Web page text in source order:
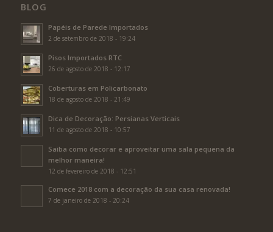
BLOG
Papéis de Parede Importados
2 de setembro de 2018 - 19:24
Pisos Importados RTC
26 de agosto de 2018 - 12:17
Coberturas em Policarbonato
18 de agosto de 2018 - 21:49
Dica de Decoração: Persianas Verticais
11 de agosto de 2018 - 10:57
Saiba como decorar e aproveitar uma sala pequena da
melhor maneira!
12 de fevereiro de 2018 - 12:51
Comece 2018 com a decoração da sua casa renovada!
7 de janeiro de 2018 - 20:24